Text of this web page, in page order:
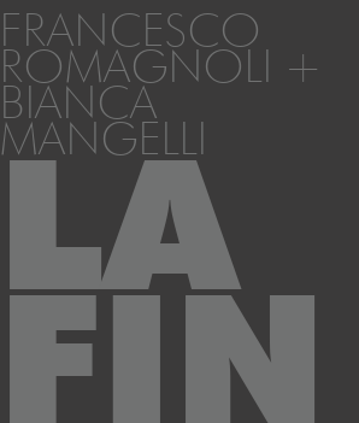
FRANCESCO
ROMAGNOLI +
BIANCA
MANGELLI
LA
FIN